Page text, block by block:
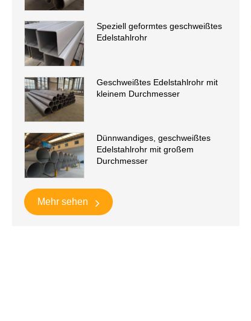
Speziell geformtes geschweißtes
Edelstahlrohr
Geschweißtes Edelstahlrohr mit
kleinem Durchmesser
Dünnwandiges, geschweißtes
Edelstahlrohr mit großem
Durchmesser
Mehr sehen